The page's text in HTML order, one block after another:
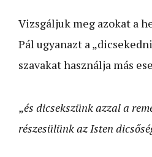
Vizsgáljuk meg azokat a
Pál ugyanazt a
szavakat használja más
„és dicsekszünk azzal a
részesülünk az Isten